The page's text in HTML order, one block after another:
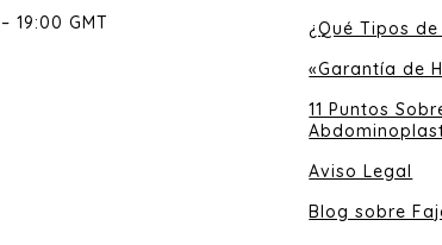
19:00 GMT
¿Qué Tipos
«Garantía de
11 Puntos
Aviso Legal
Blog sobre